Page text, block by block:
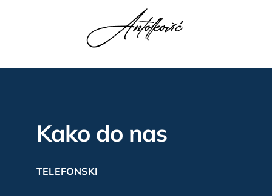
Kako do nas
TELEFONSKI